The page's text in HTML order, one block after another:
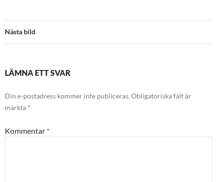
Nästa bild
LÄMNA ETT SVAR
Din e-postadress kommer inte publiceras. Obligatoriska fält är
märkta *
Kommentar *